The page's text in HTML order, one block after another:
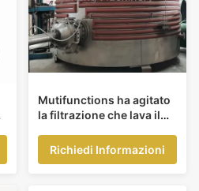
Mutifunctions ha agitato
la filtrazione che lava il
filtro dall'essiccatore
Richiedi Informazioni